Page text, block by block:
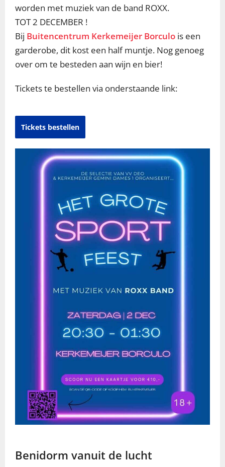
worden met muziek van de band ROXX.
TOT 2 DECEMBER !
Bij Buitencentrum Kerkemeijer Borculois een
garderobe, dit kost een half muntje. Nog genoeg
over om te besteden aan wijn en bier!
Tickets te bestellen via onderstaande link:
Tickets bestellen
Benidorm vanuit de lucht